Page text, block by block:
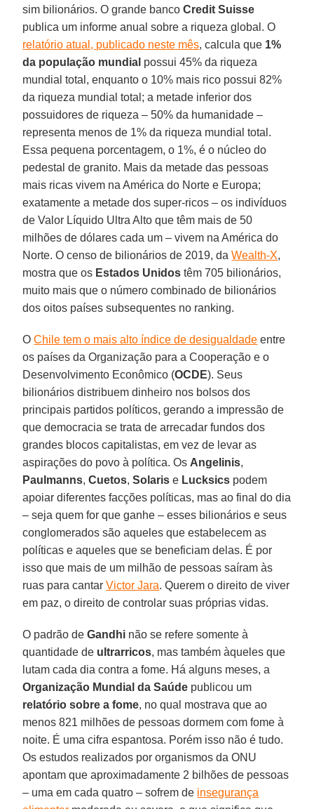
sim bilionários. O grande bancoCredit Suisse
publica um informe anual sobre a riqueza global. O
relatório atual, publicado neste mês, calcula que 1%
da população mundial possui 45% da riqueza
mundial total, enquanto o 10% mais rico possui 82%
da riqueza mundial total; a metade inferior dos
possuidores de riqueza – 50% da humanidade –
representa menos de 1% da riqueza mundial total.
Essa pequena porcentagem, o 1%, é o núcleo do
pedestal de granito. Mais da metade das pessoas
mais ricas vivem na América do Norte e Europa;
exatamente a metade dos super-ricos – os indivíduos
de Valor Líquido Ultra Alto que têm mais de 50
milhões de dólares cada um – vivem na América do
Norte. O censo de bilionários de 2019, daWealth-X,
mostra que os Estados Unidos têm 705 bilionários,
muito mais que o número combinado de bilionários
dos oitos países subsequentes no ranking.
OChile tem o mais alto índice de desigualdade entre
os países da Organização para a Cooperação e o
Desenvolvimento Econômico (OCDE). Seus
bilionários distribuem dinheiro nos bolsos dos
principais partidos políticos, gerando a impressão de
que democracia se trata de arrecadar fundos dos
grandes blocos capitalistas, em vez de levar as
aspirações do povo à política. Os Angelinis,
Paulmanns,Cuetos,Solaris e Lucksics podem
apoiar diferentes facções políticas, mas ao final do dia
– seja quem for que ganhe – esses bilionários e seus
conglomerados são aqueles que estabelecem as
políticas e aqueles que se beneficiam delas. É por
isso que mais de um milhão de pessoas saíram às
ruas para cantarVictor Jara. Querem o direito de viver
em paz, o direito de controlar suas próprias vidas.
O padrão deGandhi não se refere somente à
quantidade de ultrarricos, mas também àqueles que
lutam cada dia contra a fome. Há alguns meses, a
Organização Mundial da Saúde publicou um
relatório sobre a fome, no qual mostrava que ao
menos 821 milhões de pessoas dormem com fome à
noite. É uma cifra espantosa. Porém isso não é tudo.
Os estudos realizados por organismos da ONU
apontam que aproximadamente 2 bilhões de pessoas
– uma em cada quatro – sofrem de insegurança